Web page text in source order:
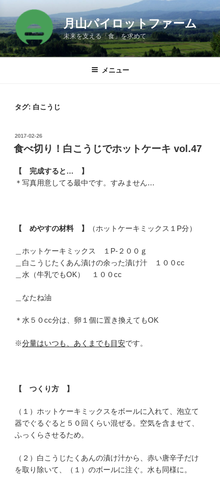
ン
テ
ン
ツ
月山パイロットファーム
未来を支える「食」を求めて
メニュー
タグ: 白こうじ
投
稿
日:
2017-02-26
食べ切り！白こうじでホットケーキ vol.47
【 完成すると… 】
＊写真用意してる最中です。すみません…
【 めやすの材料 】 （ホットケーキミックス１P分）
＿ホットケーキミックス １P-２００ｇ
＿白こうじたくあん漬けの余った漬け汁 １００cc
＿水（牛乳でもOK） １００cc
＿なたね油
＊水５０cc分は、卵１個に置き換えてもOK
※分量はいつも、あくまでも目安です。
【 つくり方 】
（１）ホットケーキミックスをボールに入れて、泡立て
器でぐるぐると５０回くらい混ぜる。空気を含ませて、
ふっくらさせるため。
（２）白こうじたくあんの漬け汁から、赤い唐辛子だけ
を取り除いて、（１）のボールに注ぐ。水も同様に。